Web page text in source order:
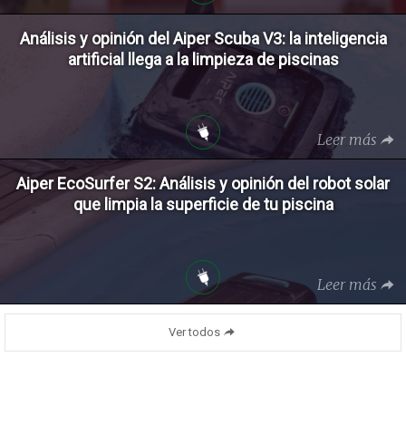
Análisis y opinión del Aiper Scuba V3: la inteligencia
artificial llega a la limpieza de piscinas
Leer más
Aiper EcoSurfer S2: Análisis y opinión del robot solar
que limpia la superficie de tu piscina
Leer más
Ver todos